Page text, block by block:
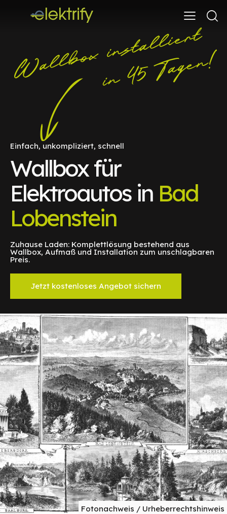
Einfach, unkompliziert, schnell
Wallbox für
Elektroautos in Bad
Lobenstein
Zuhause Laden: Komplettlösung bestehend aus
Wallbox, Aufmaß und Installation zum unschlagbaren
Preis.
Jetzt kostenloses Angebot sichern
Fotonachweis / Urheberrechtshinweis